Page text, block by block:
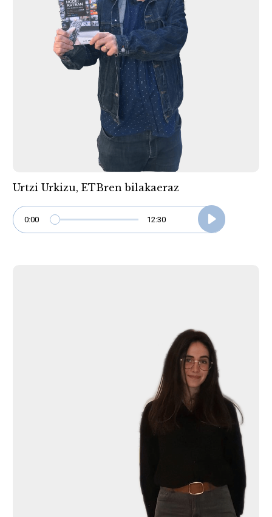
Urtzi Urkizu, ETBren bilakaeraz
0:00 12:30